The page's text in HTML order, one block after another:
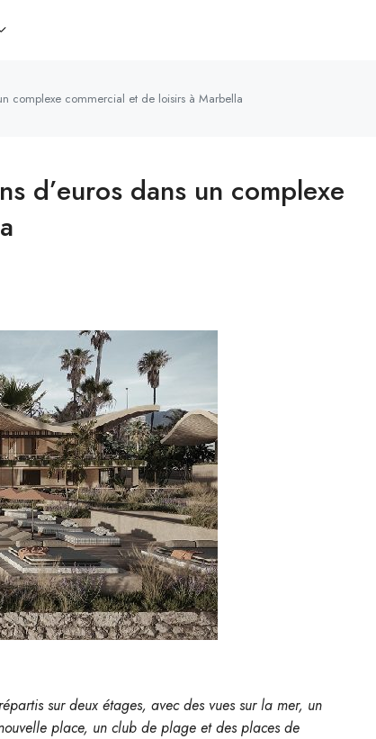
complexe commercial et de loisirs à Marbella
d’euros dans un complexe
sur deux étages, avec des vues sur la mer, un
place, un club de plage et des places de